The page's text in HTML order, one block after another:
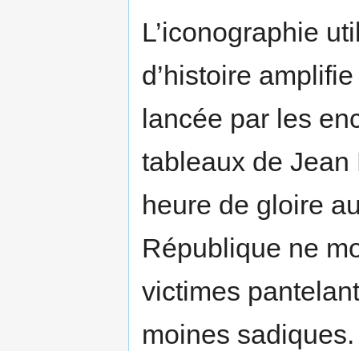
L’iconographie
d’histoire
lancée par les
tableaux de
heure de gloire
République ne
victimes
moines sadiques.